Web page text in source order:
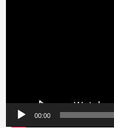
00:00